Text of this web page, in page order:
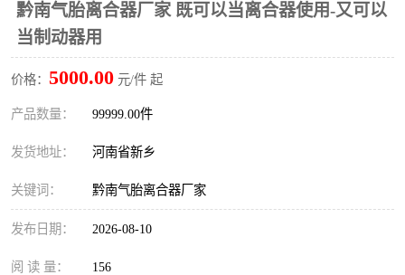
黔南气胎离合器厂家 既可以当离合器使用-又可以
当制动器用
价格： 5000.00 元/件 起
产品数量： 99999.00件
发货地址： 河南省新乡
关键词： 黔南气胎离合器厂家
发布日期： 2026-08-10
阅 读 量： 156